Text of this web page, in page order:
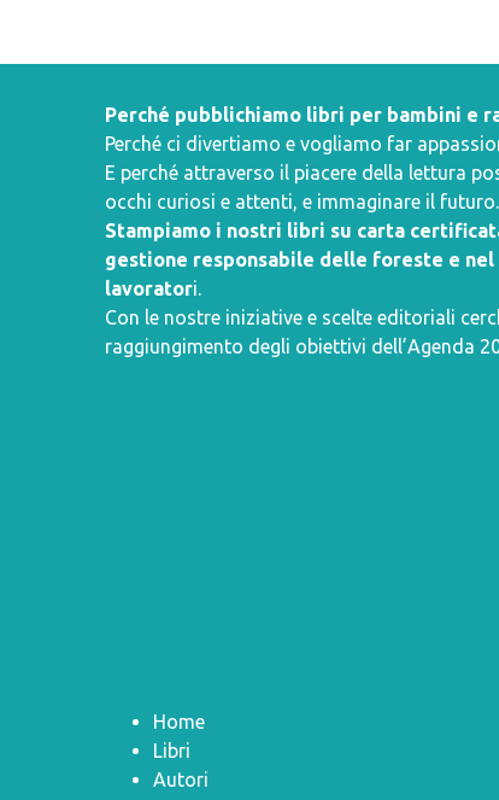
Perché pubblichiamo libri per bambini e
Perché ci divertiamo e vogliamo far
E perché attraverso il piacere della lettura
occhi curiosi e attenti, e immaginare il futuro.
Stampiamo i nostri libri su carta
gestione responsabile delle foreste e
lavoratori.
Con le nostre iniziative e scelte editoriali
raggiungimento degli obiettivi dell’Agenda
Home
Libri
Autori